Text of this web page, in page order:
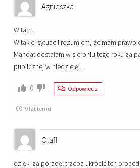
Agnieszka
Witam.
W takiej sytuacji rozumiem, że mam prawo
Mandat dostałam w sierpniu tego roku za
publicznej w niedzielę…
0 Odpowiedz
9 lat temu
Olaff
dzięki za poradę! trzeba ukrócić ten